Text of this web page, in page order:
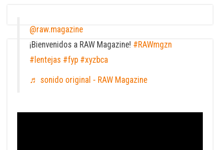
@raw.magazine
¡Bienvenidos a RAW Magazine! #RAWmgzn
#lentejas #fyp #xyzbca
♬ sonido original - RAW Magazine